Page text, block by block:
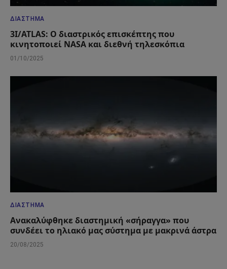
ΔΙΆΣΤΗΜΑ
3I/ATLAS: Ο διαστρικός επισκέπτης που
κινητοποιεί NASA και διεθνή τηλεσκόπια
01/10/2025
ΔΙΆΣΤΗΜΑ
Ανακαλύφθηκε διαστημική «σήραγγα» που
συνδέει το ηλιακό μας σύστημα με μακρινά άστρα
20/08/2025